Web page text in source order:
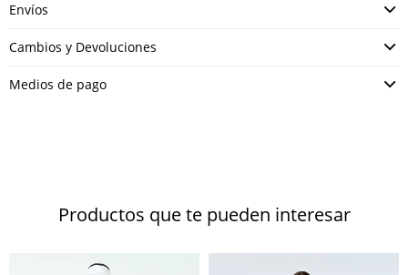
Envíos
Cambios y Devoluciones
Medios de pago
Productos que te pueden interesar